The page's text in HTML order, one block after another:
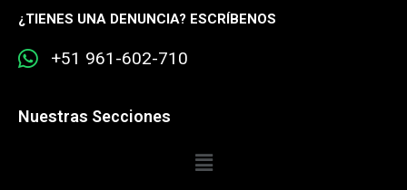
¿TIENES UNA DENUNCIA? ESCRÍBENOS
+51 961-602-710
Nuestras Secciones